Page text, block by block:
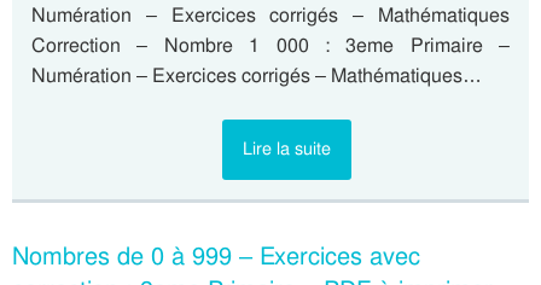
Numération – Exercices corrigés – Mathématiques
Correction – Nombre 1 000 : 3eme Primaire –
Numération – Exercices corrigés – Mathématiques…
Lire la suite
Nombres de 0 à 999 – Exercices avec